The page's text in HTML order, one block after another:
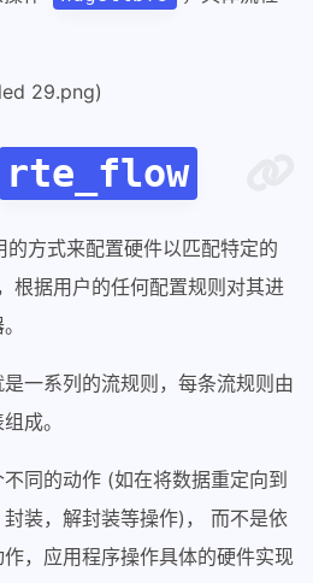
29.png)
rte_flow
方式来配置硬件以匹配特定的
根据用户的任何配置规则对其进
一系列的流规则，每条流规则由
成。
同的动作 (如在将数据重定向到
装，解封装等操作)， 而不是依
，应用程序操作具体的硬件实现